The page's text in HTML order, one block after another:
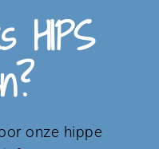
HIPS
onze hippe